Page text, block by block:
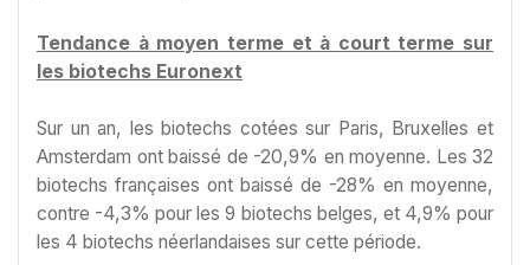
Tendance à moyen terme et à court terme sur
les biotechs Euronext
Sur un an, les biotechs cotées sur Paris, Bruxelles et
Amsterdam ont baissé de -20,9% en moyenne. Les 32
biotechs françaises ont baissé de -28% en moyenne,
contre -4,3% pour les 9 biotechs belges, et 4,9% pour
les 4 biotechs néerlandaises sur cette période.